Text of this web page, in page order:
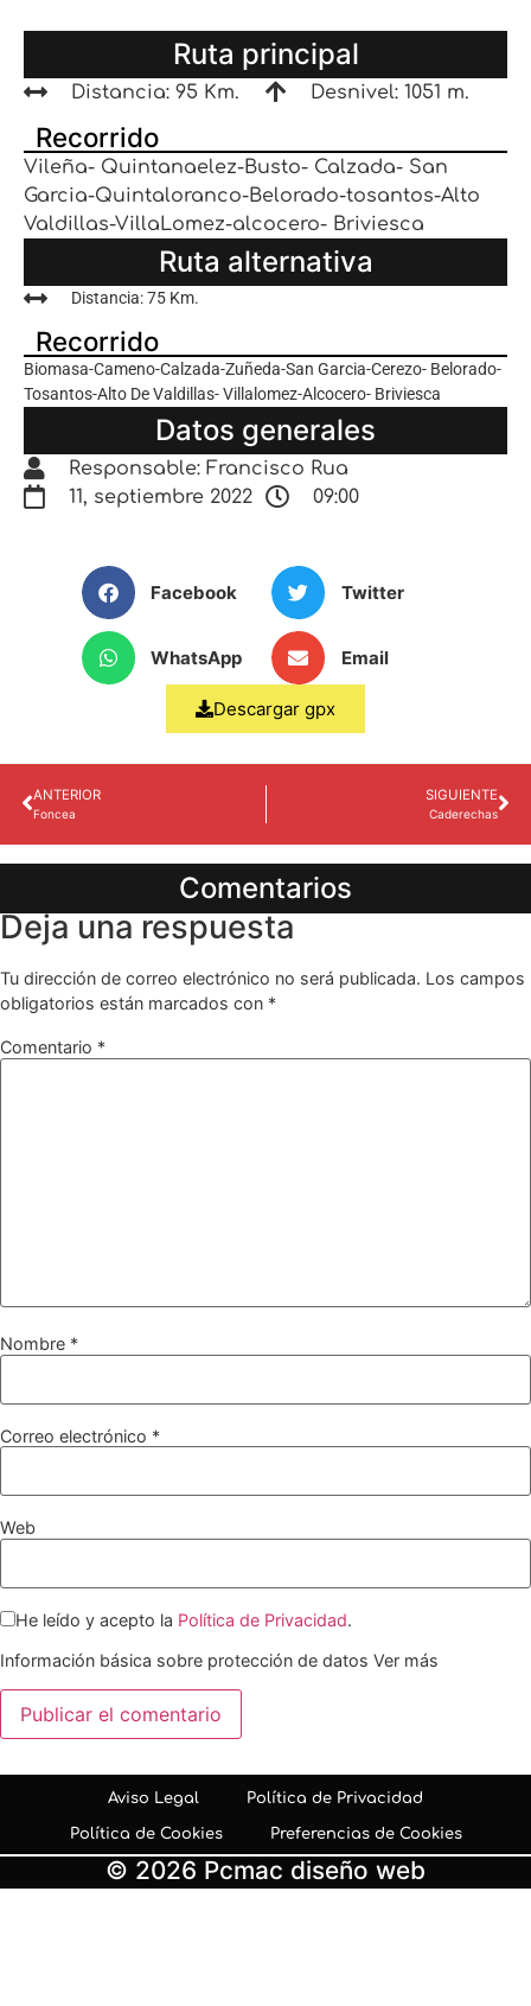
Ruta principal
Distancia: 95 Km. Desnivel: 1051 m.
Recorrido
Vileña- Quintanaelez-Busto- Calzada- San
Garcia-Quintaloranco-Belorado-tosantos-Alto
Valdillas-VillaLomez-alcocero- Briviesca
Ruta alternativa
Distancia: 75 Km.
Recorrido
Biomasa-Cameno-Calzada-Zuñeda-San Garcia-Cerezo- Belorado-
Tosantos-Alto De Valdillas- Villalomez-Alcocero- Briviesca
Datos generales
Responsable: Francisco Rua
11, septiembre 2022
09:00
Facebook Twitter
WhatsApp Email
Descargar gpx
ANTERIOR
Foncea
SIGUIENTE
Caderechas
Comentarios
Deja una respuesta
Tu dirección de correo electrónico no será publicada. Los campos
obligatorios están marcados con *
Comentario *
Nombre *
Correo electrónico *
Web
He leído y acepto la Política de Privacidad.
Información básica sobre protección de datos Ver más
Aviso Legal Política de Privacidad
Política de Cookies Preferencias de Cookies
© 2026 Pcmac diseño web